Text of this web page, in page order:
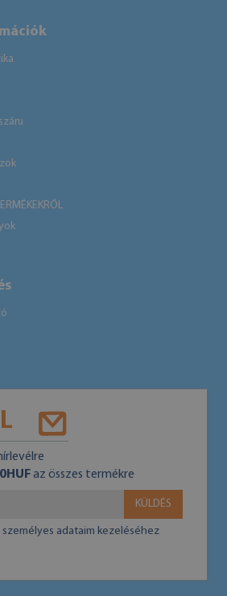
az összes termékre
KÜLDÉS
személyes adataim kezeléséhez